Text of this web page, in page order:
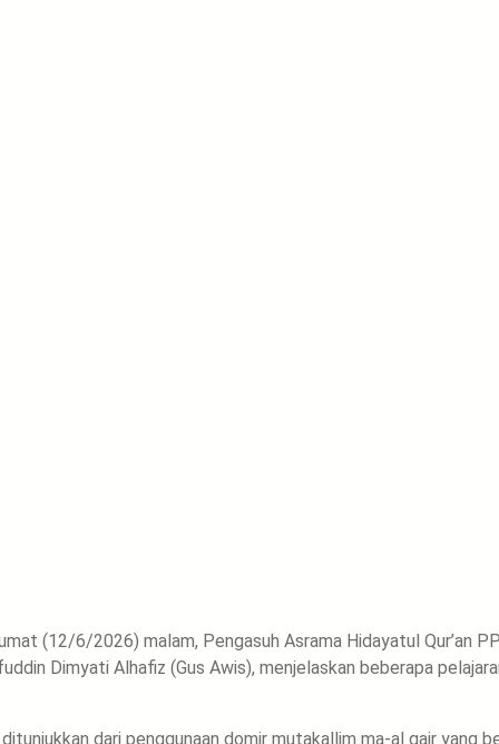
(12/6/2026) malam, Pengasuh Asrama Hidayatul Qur’an
Dimyati Alhafiz (Gus Awis), menjelaskan beberapa
dari penggunaan domir mutakallim ma-al gair yang